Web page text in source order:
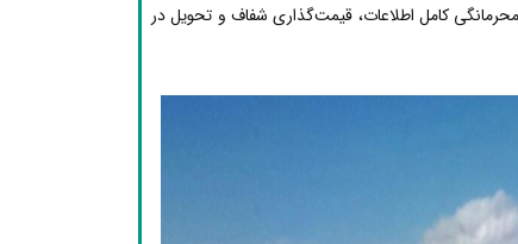
کامل اطلاعات، قیمت‌گذاری شفاف و تحویل در